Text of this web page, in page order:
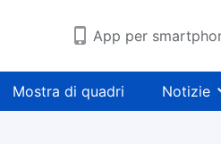
App per
Mostra di quadri Notizie